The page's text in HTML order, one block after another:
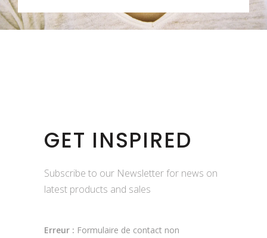
GET INSPIRED
Subscribe to our Newsletter for news on
latest products and sales
Erreur : Formulaire de contact non